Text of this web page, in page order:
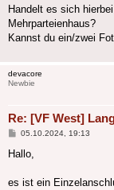
Handelt es sich
Mehrparteienhaus?
Kannst du ein/zwei
devacore
Newbie
Re: [VF West]
Beitrag
05.10.2024, 19:13
Hallo,
es ist ein